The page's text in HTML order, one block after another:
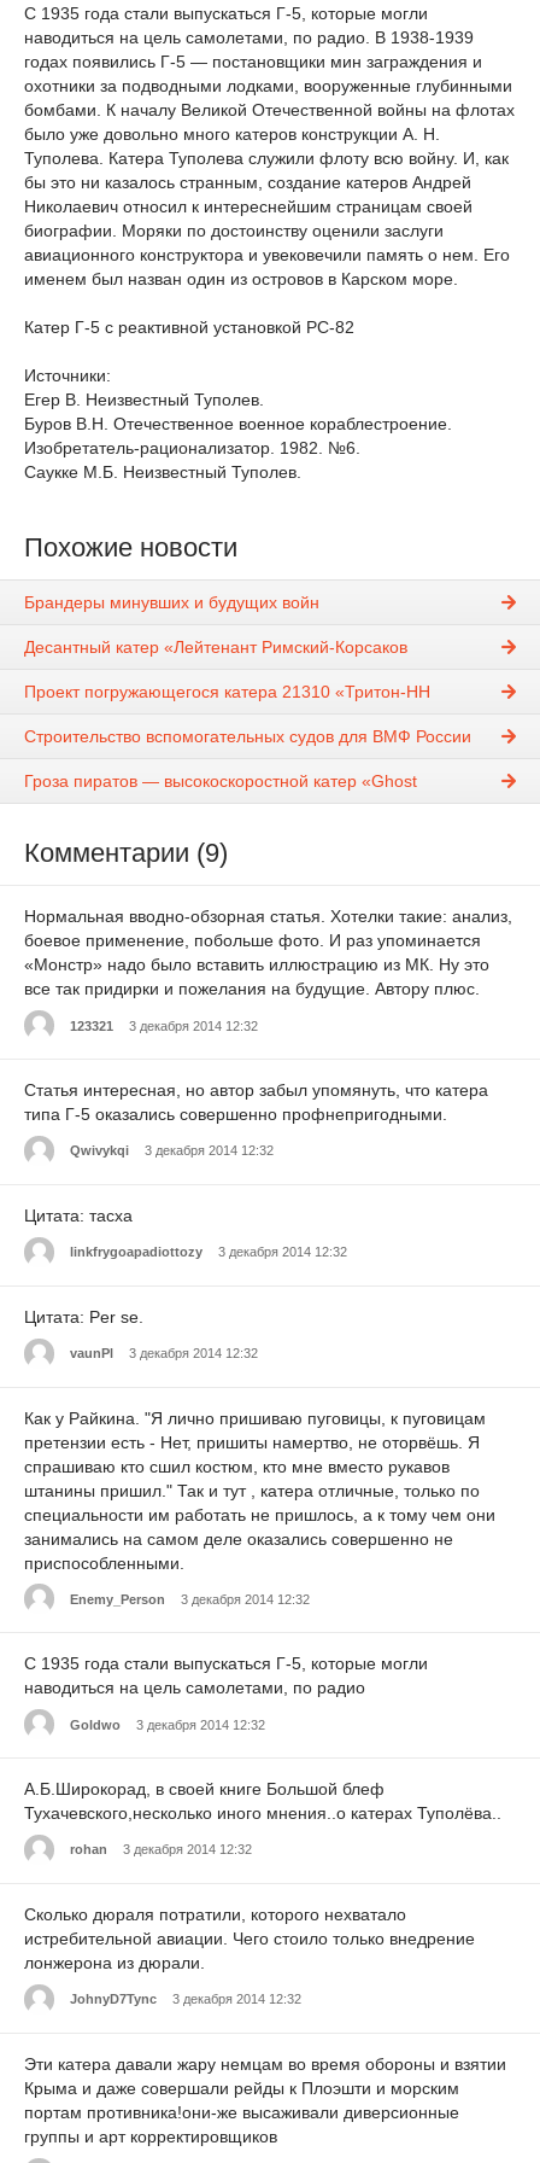
С 1935 года стали выпускаться Г-5, которые могли
наводиться на цель самолетами, по радио. В 1938-1939
годах появились Г-5 — постановщики мин заграждения и
охотники за подводными лодками, вооруженные глубинными
бомбами. К началу Великой Отечественной войны на флотах
было уже довольно много катеров конструкции А. Н.
Туполева. Катера Туполева служили флоту всю войну. И, как
бы это ни казалось странным, создание катеров Андрей
Николаевич относил к интереснейшим страницам своей
биографии. Моряки по достоинству оценили заслуги
авиационного конструктора и увековечили память о нем. Его
именем был назван один из островов в Карском море.
Катер Г-5 с реактивной установкой РС-82
Источники:
Егер В. Неизвестный Туполев.
Буров В.Н. Отечественное военное кораблестроение.
Изобретатель-рационализатор. 1982. №6.
Саукке М.Б. Неизвестный Туполев.
Похожие новости
Брандеры минувших и будущих войн
Десантный катер «Лейтенант Римский-Корсаков
Проект погружающегося катера 21310 «Тритон-НН
Строительство вспомогательных судов для ВМФ России
Гроза пиратов — высокоскоростной катер «Ghost
Комментарии (9)
Нормальная вводно-обзорная статья. Хотелки такие: анализ,
боевое применение, побольше фото. И раз упоминается
«Монстр» надо было вставить иллюстрацию из МК. Ну это
все так придирки и пожелания на будущие. Автору плюс.
123321 3 декабря 2014 12:32
Статья интересная, но автор забыл упомянуть, что катера
типа Г-5 оказались совершенно профнепригодными.
Qwivykqi 3 декабря 2014 12:32
Цитата: тасха
linkfrygoapadiottozy 3 декабря 2014 12:32
Цитата: Per se.
vaunPl 3 декабря 2014 12:32
Как у Райкина. "Я лично пришиваю пуговицы, к пуговицам
претензии есть - Нет, пришиты намертво, не оторвёшь. Я
спрашиваю кто сшил костюм, кто мне вместо рукавов
штанины пришил." Так и тут , катера отличные, только по
специальности им работать не пришлось, а к тому чем они
занимались на самом деле оказались совершенно не
приспособленными.
Enemy_Person 3 декабря 2014 12:32
С 1935 года стали выпускаться Г-5, которые могли
наводиться на цель самолетами, по радио
Goldwo 3 декабря 2014 12:32
А.Б.Широкорад, в своей книге Большой блеф
Тухачевского,несколько иного мнения..о катерах Туполёва..
rohan 3 декабря 2014 12:32
Сколько дюраля потратили, которого нехватало
истребительной авиации. Чего стоило только внедрение
лонжерона из дюрали.
JohnyD7Tync 3 декабря 2014 12:32
Эти катера давали жару немцам во время обороны и взятии
Крыма и даже совершали рейды к Плоэшти и морским
портам противника!они-же высаживали диверсионные
группы и арт корректировщиков